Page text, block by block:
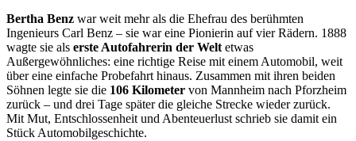
Bertha Benz war weit mehr als die Ehefrau des berühmten
Ingenieurs Carl Benz – sie war eine Pionierin auf vier Rädern. 1888
wagte sie als erste Autofahrerin der Welt etwas
Außergewöhnliches: eine richtige Reise mit einem Automobil, weit
über eine einfache Probefahrt hinaus. Zusammen mit ihren beiden
Söhnen legte sie die 106 Kilometer von Mannheim nach Pforzheim
zurück – und drei Tage später die gleiche Strecke wieder zurück.
Mit Mut, Entschlossenheit und Abenteuerlust schrieb sie damit ein
Stück Automobilgeschichte.